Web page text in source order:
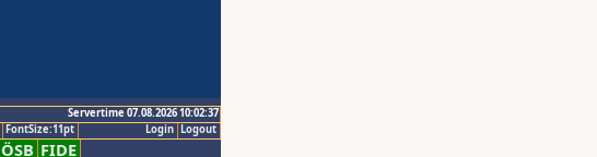
Servertime 07.08.2026 10:02:37
Logout
Login
FontSize:11pt
ÖSB FIDE